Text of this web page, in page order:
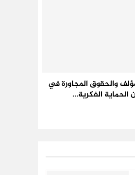
والحقوق المجاورة في
الفكرية…